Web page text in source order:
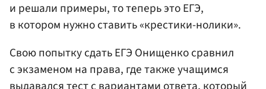
и решали примеры, то теперь это ЕГЭ,
в котором нужно ставить «крестики-нолики».
Свою попытку сдать ЕГЭ Онищенко сравнил
с экзаменом на права, где также учащимся